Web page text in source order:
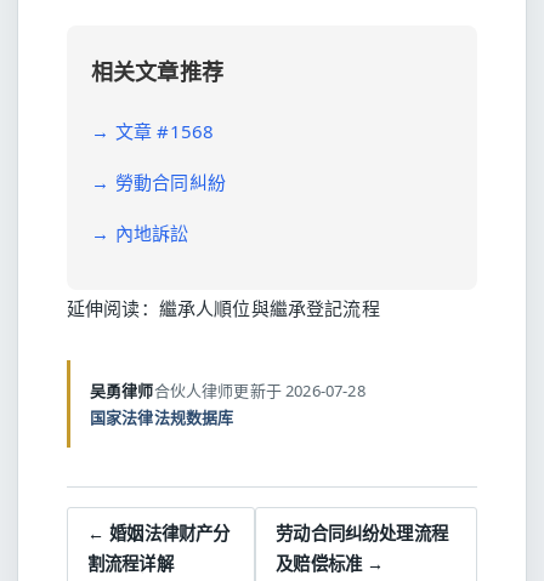
相关文章推荐
→ 文章 #1568
→ 勞動合同糾紛
→ 內地訴訟
延伸阅读： 繼承人順位與繼承登記流程
吴勇律师合伙人律师更新于 2026-07-28
国家法律法规数据库
← 婚姻法律财产分
割流程详解
劳动合同纠纷处理流程
及赔偿标准 →